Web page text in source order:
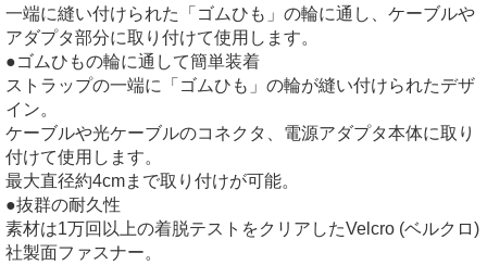
一端に縫い付けられた「ゴムひも」の輪に通し、ケーブルや
アダプタ部分に取り付けて使用します。
●ゴムひもの輪に通して簡単装着
ストラップの一端に「ゴムひも」の輪が縫い付けられたデザ
イン。
ケーブルや光ケーブルのコネクタ、電源アダプタ本体に取り
付けて使用します。
最大直径約4cmまで取り付けが可能。
●抜群の耐久性
素材は1万回以上の着脱テストをクリアしたVelcro (ベルクロ)
社製面ファスナー。